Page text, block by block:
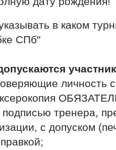
в каком
СПб"
личность
тренера,
с допуском